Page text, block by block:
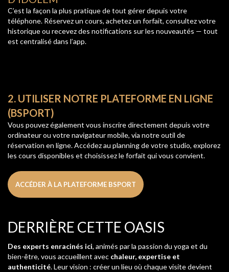
C’est la façon la plus pratique de tout gérer depuis votre
téléphone. Réservez un cours, achetez un forfait, consultez votre
historique ou recevez des notifications sur les nouveautés — tout
est centralisé dans l’app.
2. UTILISER NOTRE PLATEFORME EN LIGNE
(BSPORT)
Vous pouvez également vous inscrire directement depuis votre
ordinateur ou votre navigateur mobile, via notre outil de
réservation en ligne. Accédez au planning de votre studio, explorez
les cours disponibles et choisissez le forfait qui vous convient.
ACCÉDER À LA PLATEFORME BSPORT
DERRIÈRE CETTE OASIS
Des experts enracinés ici, animés par la passion du yoga et du
bien-être, vous accueillent avec chaleur, expertise et
authenticité. Leur vision : créer un lieu où chaque visite devient